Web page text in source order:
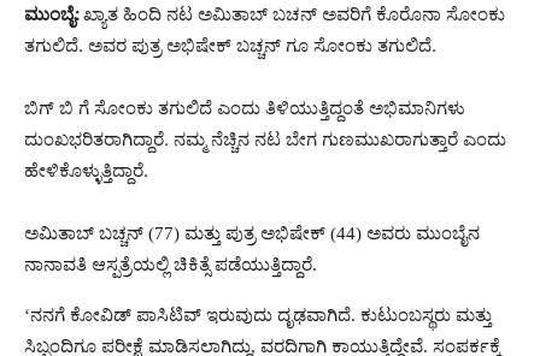
ಮುಂಬೈ:ಖ್ಯಾತ ಹಿಂದಿ ನಟ ಅಮಿತಾಬ್ ಬಚನ್ ಅವರಿಗೆ ಕೊರೊನಾ ಸೋಂಕು
ತಗುಲಿದೆ. ಅವರ ಪುತ್ರ ಅಭಿಷೇಕ್ ಬಚ್ಚನ್ ಗೂ ಸೋಂಕು ತಗುಲಿದೆ.
ಬಿಗ್ ಬಿ ಗೆ ಸೋಂಕು ತಗುಲಿದೆ ಎಂದು ತಿಳಿಯುತ್ತಿದ್ದಂತೆ ಅಭಿಮಾನಿಗಳು
ದುಂಖಭರಿತರಾಗಿದ್ದಾರೆ. ನಮ್ಮ ನೆಚ್ಚಿನ ನಟ ಬೇಗ ಗುಣಮುಖರಾಗುತ್ತಾರೆ ಎಂದು
ಹೇಳಿಕೊಳ್ಳುತ್ತಿದ್ದಾರೆ.
ಅಮಿತಾಬ್ ಬಚ್ಚನ್ (77) ಮತ್ತು ಪುತ್ರ ಅಭಿಷೇಕ್ (44) ಅವರು ಮುಂಬೈನ
ನಾನಾವತಿ ಆಸ್ಪತ್ರೆಯಲ್ಲಿ ಚಿಕಿತ್ಸೆ ಪಡೆಯುತ್ತಿದ್ದಾರೆ.
‘ನನಗೆ ಕೋವಿಡ್ ಪಾಸಿಟಿವ್ ಇರುವುದು ದೃಢವಾಗಿದೆ. ಕುಟುಂಬಸ್ಥರು ಮತ್ತು
ಸಿಬ್ಬಂದಿಗೂ ಪರೀಕ್ಷೆ ಮಾಡಿಸಲಾಗಿದ್ದು, ವರದಿಗಾಗಿ‌ ಕಾಯುತ್ತಿದ್ದೇವೆ. ಸಂಪರ್ಕಕ್ಕೆ